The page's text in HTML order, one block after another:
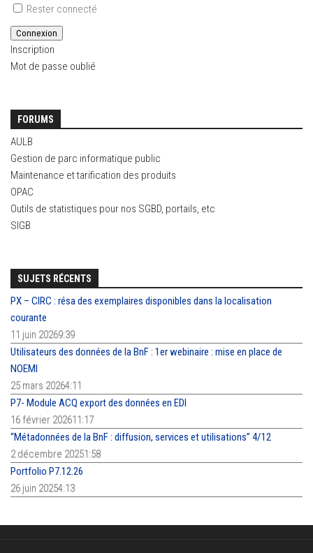
Rester connecté
Connexion
Inscription
Mot de passe oublié
FORUMS
AULB
Gestion de parc informatique public
Maintenance et tarification des produits
OPAC
Outils de statistiques pour nos SGBD, portails, etc
SIGB
SUJETS RÉCENTS
PX – CIRC : résa des exemplaires disponibles dans la localisation
courante
11 juin 20269:39
Utilisateurs des données de la BnF : 1er webinaire : mise en place de
NOEMI
25 mars 20264:11
P7- Module ACQ export des données en EDI
16 février 202611:17
“Métadonnées de la BnF : diffusion, services et utilisations” 4/12
2 décembre 20251:58
Portfolio P7.12.26
26 juin 20254:13